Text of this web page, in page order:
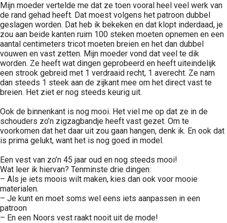
Mijn moeder vertelde me dat ze toen vooral heel veel werk van
de rand gehad heeft. Dat moest volgens het patroon dubbel
geslagen worden. Dat heb ik bekeken en dat klopt inderdaad, je
zou aan beide kanten ruim 100 steken moeten opnemen en een
aantal centimeters tricot moeten breien en het dan dubbel
vouwen en vast zetten. Mijn moeder vond dat veel te dik
worden. Ze heeft wat dingen geprobeerd en heeft uiteindelijk
een strook gebreid met 1 verdraaid recht, 1 averecht. Ze nam
dan steeds 1 steek aan de zijkant mee om het direct vast te
breien. Het ziet er nog steeds keurig uit.
Ook de binnenkant is nog mooi. Het viel me op dat ze in de
schouders zo’n zigzagbandje heeft vast gezet. Om te
voorkomen dat het daar uit zou gaan hangen, denk ik. En ook dat
is prima gelukt, want het is nog goed in model.
Een vest van zo’n 45 jaar oud en nog steeds mooi!
Wat leer ik hiervan? Tenminste drie dingen:
– Als je iets moois wilt maken, kies dan ook voor mooie
materialen.
– Je kunt en moet soms wel eens iets aanpassen in een
patroon
– En een Noors vest raakt nooit uit de mode!